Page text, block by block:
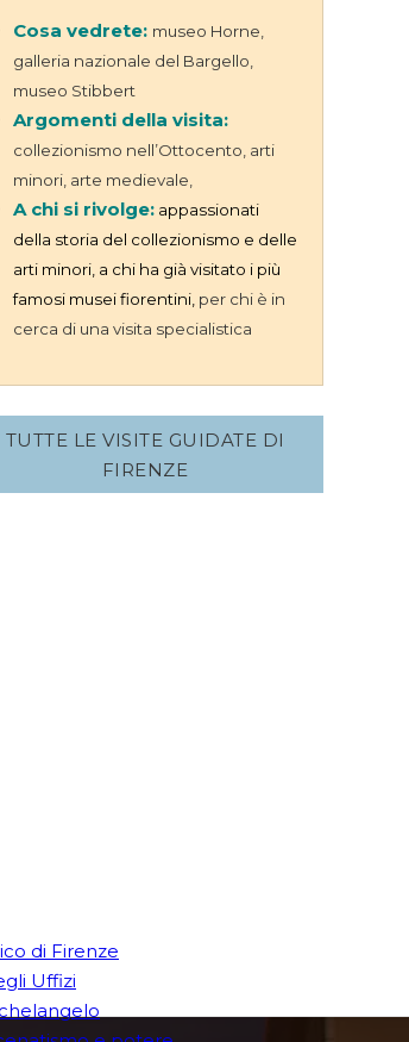
Cosa vedrete: museo Horne,
galleria nazionale del Bargello,
museo Stibbert
Argomenti della visita:
collezionismo nell’Ottocento, arti
minori, arte medievale,
A chi si rivolge: appassionati
della storia del collezionismo e delle
arti minori, a chi ha già visitato i più
famosi musei fiorentini, per chi è in
cerca di una visita specialistica
TUTTE LE VISITE GUIDATE DI
FIRENZE
di Firenze
Uffizi